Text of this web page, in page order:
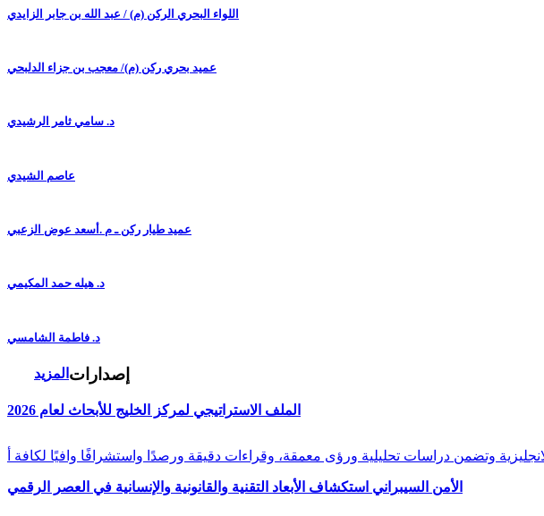
اللواء البحري الركن (م) / عبد الله بن جابر الزايدي
عميد بحري ركن (م)/ معجب بن جزاء الدلبحي
د. سامي ثامر الرشيدي
عاصم الشيدي
عميد طيار ركن ـ م .أسعد عوض الزعبي
د. هيله حمد المكيمي
د. فاطمة الشامسي
المزيد إصدارات
الملف الاستراتيجي لمركز الخليج للأبحاث لعام 2026
الأمن السيبراني استكشاف الأبعاد التقنية والقانونية والإنسانية في العصر الرقمي